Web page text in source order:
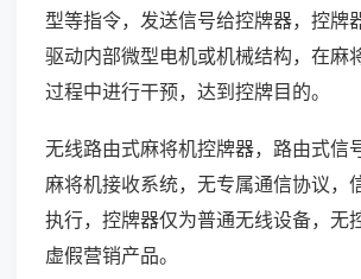
型等指令，发送信号给控牌器，控牌
驱动内部微型电机或机械结构，在麻
过程中进行干预，达到控牌目的。
无线路由式麻将机控牌器，路由式信
麻将机接收系统，无专属通信协议，
执行，控牌器仅为普通无线设备，无
虚假营销产品。